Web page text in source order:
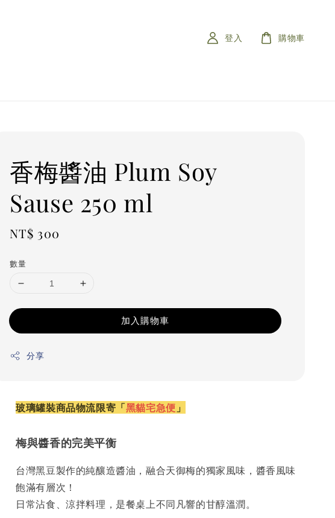
登入 購物車
香梅醬油 Plum Soy
Sause 250 ml
Regular
NT$ 300
數量
加入購物車
分享
玻璃罐裝商品物流限寄「黑貓宅急便 」
梅與醬香的完美平衡
台灣黑豆製作的純釀造醬油，融合天御梅的獨家風味，醬香風味
飽滿有層次！
日常沾食、涼拌料理，是餐桌上不同凡響的甘醇溫潤。